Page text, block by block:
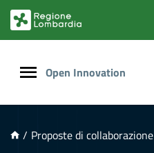
PRINCIPALE
Open Innovation
/ Proposte di collaborazione